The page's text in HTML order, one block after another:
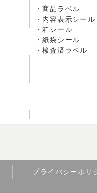
商品ラベル
内容表示シール
箱シール
紙袋シール
検査済ラベル
プライバシーポリ